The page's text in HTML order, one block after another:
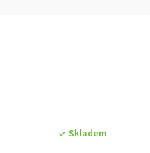
Skladem